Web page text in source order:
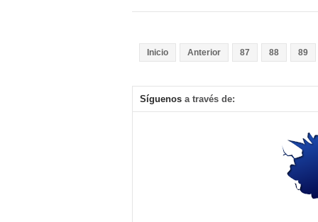
Inicio Anterior 87 88 89
Síguenos a través de: